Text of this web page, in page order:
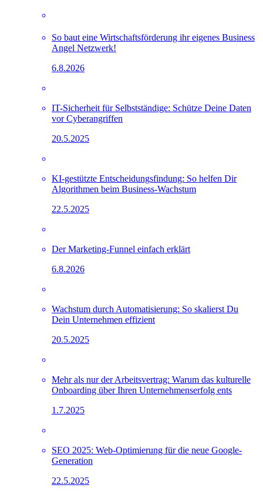
So baut eine Wirtschaftsförderung ihr eigenes Business
Angel Netzwerk!
6.8.2026
IT-Sicherheit für Selbstständige: Schütze Deine Daten
vor Cyberangriffen
20.5.2025
KI-gestützte Entscheidungsfindung: So helfen Dir
Algorithmen beim Business-Wachstum
22.5.2025
Der Marketing-Funnel einfach erklärt
6.8.2026
Wachstum durch Automatisierung: So skalierst Du
Dein Unternehmen effizient
20.5.2025
Mehr als nur der Arbeitsvertrag: Warum das kulturelle
Onboarding über Ihren Unternehmenserfolg ents
1.7.2025
SEO 2025: Web-Optimierung für die neue Google-
Generation
22.5.2025